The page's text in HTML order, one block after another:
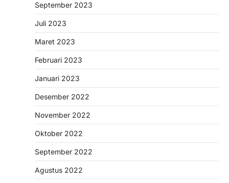
September 2023
Juli 2023
Maret 2023
Februari 2023
Januari 2023
Desember 2022
November 2022
Oktober 2022
September 2022
Agustus 2022